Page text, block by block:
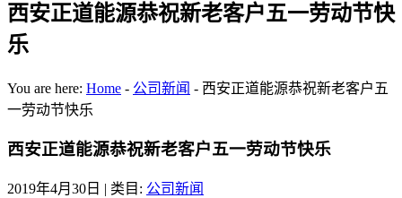
西安正道能源恭祝新老客户五一劳动节快
乐
You are here: Home - 公司新闻 - 西安正道能源恭祝新老客户五
一劳动节快乐
西安正道能源恭祝新老客户五一劳动节快乐
2019年4月30日 | 类目: 公司新闻